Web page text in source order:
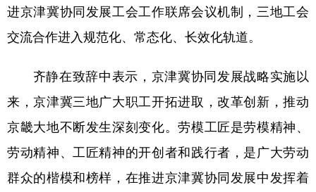
进京津冀协同发展工会工作联席会议机制，三地工会
交流合作进入规范化、常态化、长效化轨道。
齐静在致辞中表示，京津冀协同发展战略实施以
来，京津冀三地广大职工开拓进取，改革创新，推动
京畿大地不断发生深刻变化。劳模工匠是劳模精神、
劳动精神、工匠精神的开创者和践行者，是广大劳动
群众的楷模和榜样，在推进京津冀协同发展中发挥着